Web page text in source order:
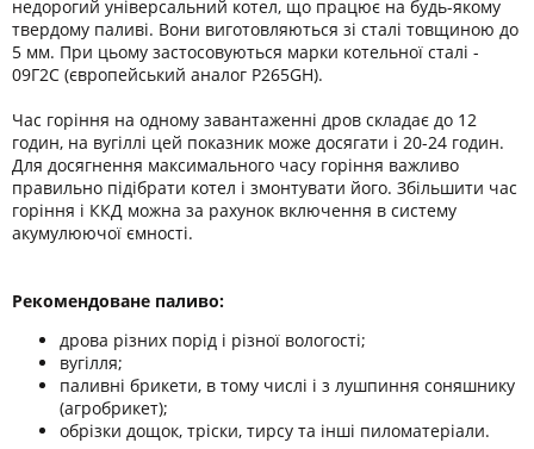
недорогий універсальний котел, що працює на будь-якому
твердому паливі. Вони виготовляються зі сталі товщиною до
5 мм. При цьому застосовуються марки котельної сталі -
09Г2С (європейський аналог P265GН).
Час горіння на одному завантаженні дров складає до 12
годин, на вугіллі цей показник може досягати і 20-24 годин.
Для досягнення максимального часу горіння важливо
правильно підібрати котел і змонтувати його. Збільшити час
горіння і ККД можна за рахунок включення в систему
акумулюючої ємності.
Рекомендоване паливо:
дрова різних порід і різної вологості;
вугілля;
паливні брикети, в тому числі і з лушпиння соняшнику
(агробрикет);
обрізки дощок, тріски, тирсу та інші пиломатеріали.